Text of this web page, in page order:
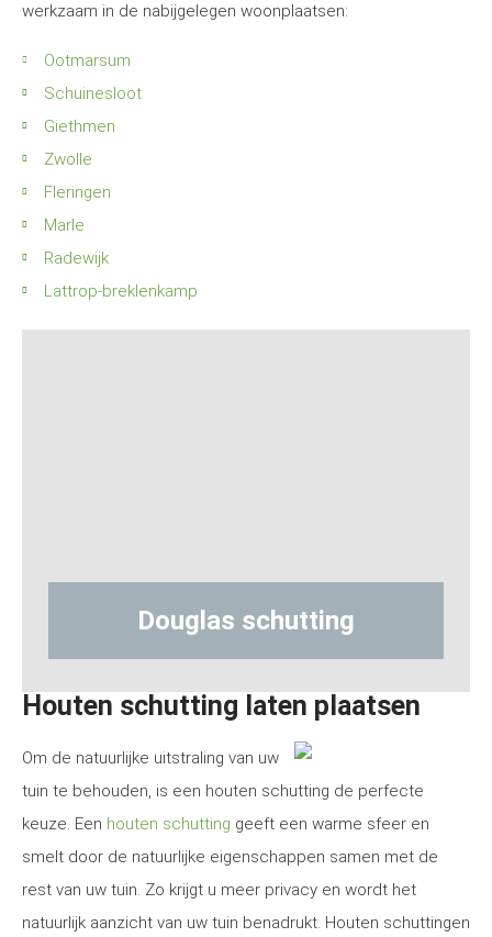
werkzaam in de nabijgelegen woonplaatsen:
Ootmarsum
Schuinesloot
Giethmen
Zwolle
Fleringen
Marle
Radewijk
Lattrop-breklenkamp
Douglas schutting
Houten schutting laten plaatsen
Om de natuurlijke uitstraling van uw
tuin te behouden, is een houten schutting de perfecte
keuze. Een houten schutting geeft een warme sfeer en
smelt door de natuurlijke eigenschappen samen met de
rest van uw tuin. Zo krijgt u meer privacy en wordt het
natuurlijk aanzicht van uw tuin benadrukt. Houten schuttingen